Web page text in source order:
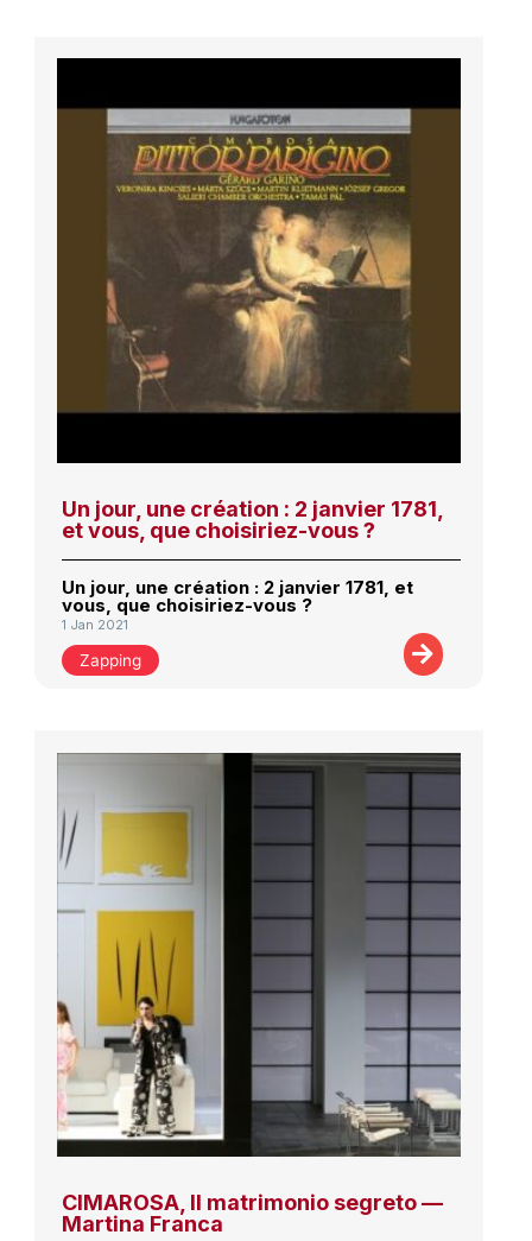
Un jour, une création : 2 janvier 1781,
et vous, que choisiriez-vous ?
Un jour, une création : 2 janvier 1781, et
vous, que choisiriez-vous ?
1 Jan 2021
Zapping
CIMAROSA, Il matrimonio segreto —
Martina Franca